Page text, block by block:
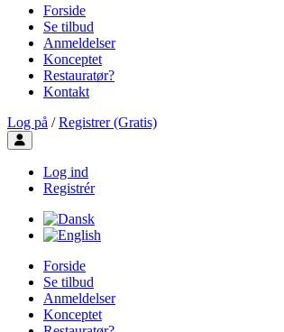
Forside
Se tilbud
Anmeldelser
Konceptet
Restauratør?
Kontakt
Log på / Registrer (Gratis)
Toggle user menu
Log ind
Registrér
Forside
Se tilbud
Anmeldelser
Konceptet